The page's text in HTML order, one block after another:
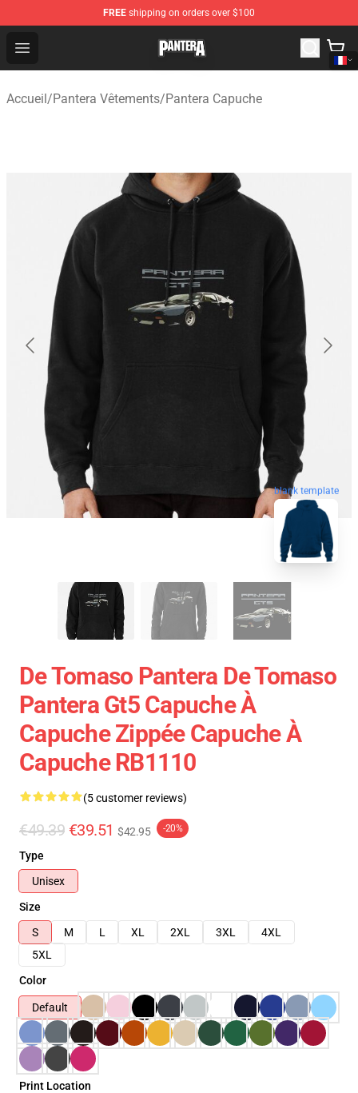
FREE shipping on orders over $100
Open menu
Pantera Store - Official Pantera Merchandise Shop
Accueil/Pantera Vêtements/Pantera Capuche
blank template
De Tomaso Pantera De Tomaso
Pantera Gt5 Capuche À
Capuche Zippée Capuche À
Capuche RB1110
(5 customer reviews)
€49.39 €39.51 $42.95 -20%
Type
Unisex
Size
S
M L XL 2XL 3XL
4XL
5XL
Color
Default
Print Location